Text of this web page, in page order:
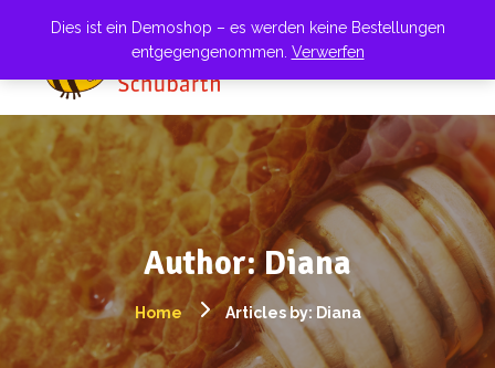
Author: Diana
Home Articles by: Diana
Dies ist ein Demoshop – es werden keine Bestellungen
entgegengenommen. Verwerfen